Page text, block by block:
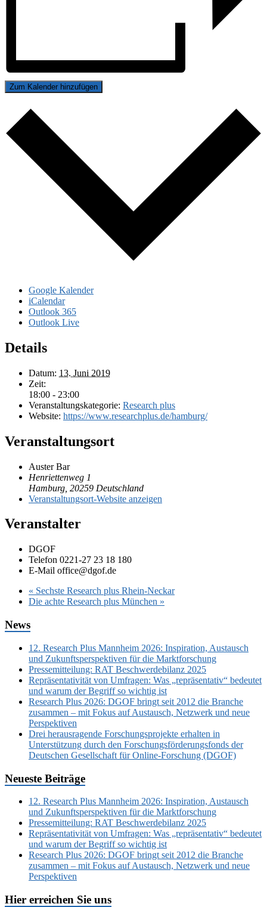
Zum Kalender hinzufügen
Google Kalender
iCalendar
Outlook 365
Outlook Live
Details
Datum: 13. Juni 2019
Zeit:
18:00 - 23:00
Veranstaltungskategorie: Research plus
Website: https://www.researchplus.de/hamburg/
Veranstaltungsort
Auster Bar
Henriettenweg 1
Hamburg 20259 Deutschland
Veranstaltungsort-Website anzeigen
Veranstalter
DGOF
Telefon 0221-27 23 18 180
E-Mail office@dgof.de
« Sechste Research plus Rhein-Neckar
Die achte Research plus München »
News
12. Research Plus Mannheim 2026: Inspiration, Austausch
und Zukunftsperspektiven für die Marktforschung
Pressemitteilung: RAT Beschwerdebilanz 2025
Repräsentativität von Umfragen: Was „repräsentativ“ bedeutet
und warum der Begriff so wichtig ist
Research Plus 2026: DGOF bringt seit 2012 die Branche
zusammen – mit Fokus auf Austausch, Netzwerk und neue
Perspektiven
Drei herausragende Forschungsprojekte erhalten in
Unterstützung durch den Forschungsförderungsfonds der
Deutschen Gesellschaft für Online-Forschung (DGOF)
Neueste Beiträge
12. Research Plus Mannheim 2026: Inspiration, Austausch
und Zukunftsperspektiven für die Marktforschung
Pressemitteilung: RAT Beschwerdebilanz 2025
Repräsentativität von Umfragen: Was „repräsentativ“ bedeutet
und warum der Begriff so wichtig ist
Research Plus 2026: DGOF bringt seit 2012 die Branche
zusammen – mit Fokus auf Austausch, Netzwerk und neue
Perspektiven
Hier erreichen Sie uns